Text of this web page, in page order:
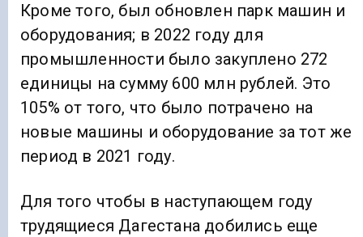
Кроме того, был обновлен парк машин и
оборудования; в 2022 году для
промышленности было закуплено 272
единицы на сумму 600 млн рублей. Это
105% от того, что было потрачено на
новые машины и оборудование за тот же
период в 2021 году.
Для того чтобы в наступающем году
трудящиеся Дагестана добились еще